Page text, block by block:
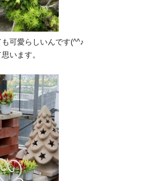
可愛らしいんです(^^♪
います。